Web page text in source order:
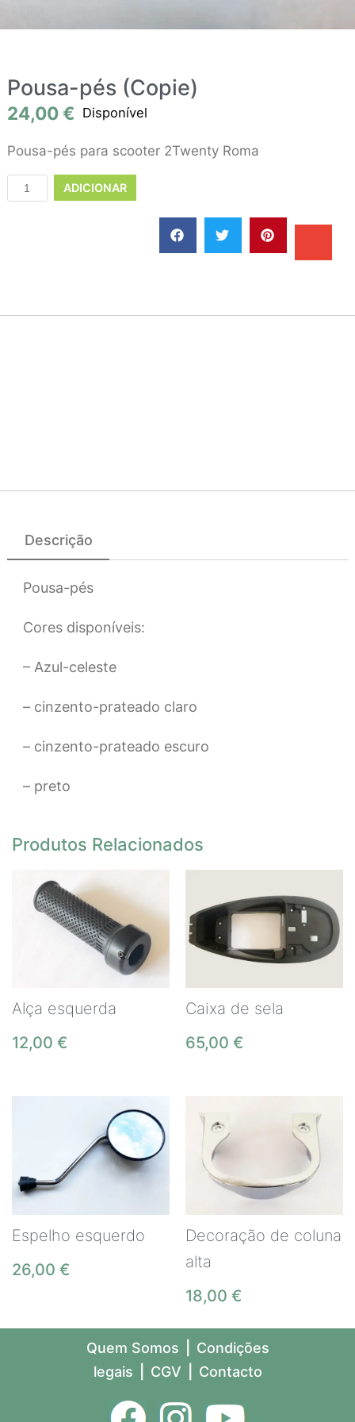
Pousa-pés (Copie)
24,00€ Disponível
Pousa-pés para scooter 2Twenty Roma
ADICIONAR
Descrição
Pousa-pés
Cores disponíveis:
– Azul-celeste
– cinzento-prateado claro
– cinzento-prateado escuro
– preto
Produtos Relacionados
Alça esquerda
12,00 €
Caixa de sela
65,00 €
Espelho esquerdo
26,00 €
Decoração de coluna
alta
18,00 €
Quem Somos
Condições
legais
CGV Contacto